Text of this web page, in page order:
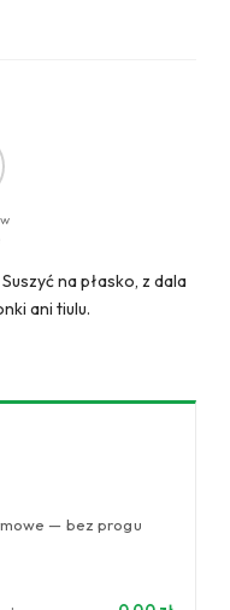
na płasko, z dala
ani tiulu.
— bez progu